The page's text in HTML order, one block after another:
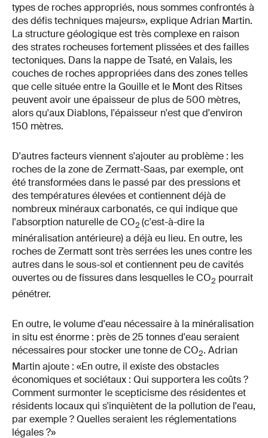
types de roches appropriés, nous sommes confrontés à
des défis techniques majeurs», explique Adrian Martin.
La structure géologique est très complexe en raison
des strates rocheuses fortement plissées et des failles
tectoniques. Dans la nappe de Tsaté, en Valais, les
couches de roches appropriées dans des zones telles
que celle située entre la Gouille et le Mont des Ritses
peuvent avoir une épaisseur de plus de 500 mètres,
alors qu'aux Diablons, l'épaisseur n'est que d'environ
150 mètres.
D'autres facteurs viennent s'ajouter au problème : les
roches de la zone de Zermatt-Saas, par exemple, ont
été transformées dans le passé par des pressions et
des températures élevées et contiennent déjà de
nombreux minéraux carbonatés, ce qui indique que
l'absorption naturelle de CO2(c'est-à-dire la
minéralisation antérieure) a déjà eu lieu. En outre, les
roches de Zermatt sont très serrées les unes contre les
autres dans le sous-sol et contiennent peu de cavités
ouvertes ou de fissures dans lesquelles le CO2 pourrait
pénétrer.
En outre, le volume d'eau nécessaire à la minéralisation
in situ est énorme : près de 25 tonnes d'eau seraient
nécessaires pour stocker une tonne de CO2. Adrian
Martin ajoute : «En outre, il existe des obstacles
économiques et sociétaux : Qui supportera les coûts ?
Comment surmonter le scepticisme des résidentes et
résidents locaux qui s'inquiètent de la pollution de l'eau,
par exemple ? Quelles seraient les réglementations
légales ?»